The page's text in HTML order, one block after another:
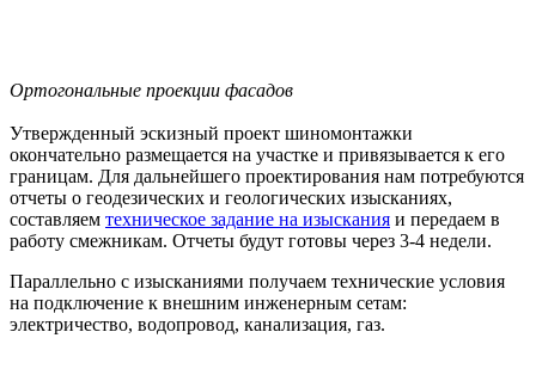
Ортогональные проекции фасадов
Утвержденный эскизный проект шиномонтажки
окончательно размещается на участке и привязывается к его
границам. Для дальнейшего проектирования нам потребуются
отчеты о геодезических и геологических изысканиях,
составляем техническое задание на изыскания и передаем в
работу смежникам. Отчеты будут готовы через 3-4 недели.
Параллельно с изысканиями получаем технические условия
на подключение к внешним инженерным сетам:
электричество, водопровод, канализация, газ.